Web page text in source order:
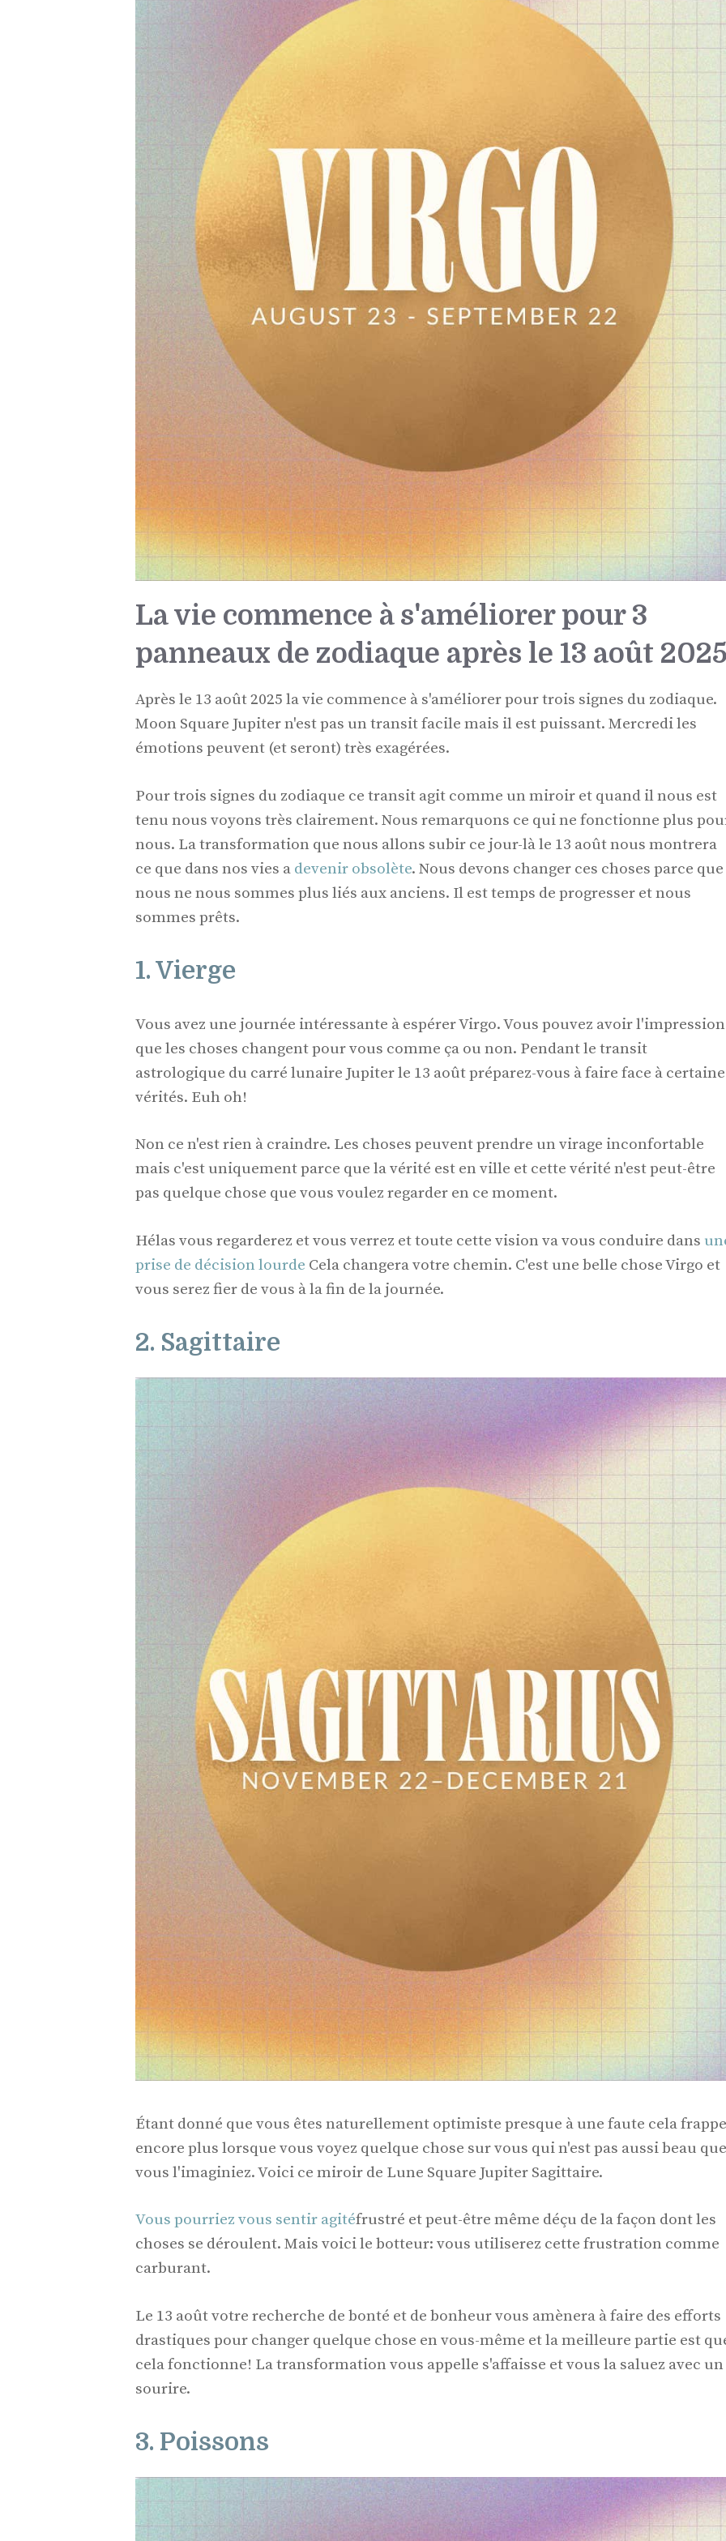
La vie commence à s'améliorer pour 3
panneaux de zodiaque après le 13 août
Après le 13 août 2025 la vie commence à s'améliorer pour trois signes du zodiaque.
Moon Square Jupiter n'est pas un transit facile mais il est puissant. Mercredi les
émotions peuvent (et seront) très exagérées.
Pour trois signes du zodiaque ce transit agit comme un miroir et quand il nous est
tenu nous voyons très clairement. Nous remarquons ce qui ne fonctionne plus
nous. La transformation que nous allons subir ce jour-là le 13 août nous montrera
ce que dans nos vies a devenir obsolète. Nous devons changer ces choses parce que
nous ne nous sommes plus liés aux anciens. Il est temps de progresser et nous
sommes prêts.
1. Vierge
Vous avez une journée intéressante à espérer Virgo. Vous pouvez avoir l'impression
que les choses changent pour vous comme ça ou non. Pendant le transit
astrologique du carré lunaire Jupiter le 13 août préparez-vous à faire face à
vérités. Euh oh!
Non ce n'est rien à craindre. Les choses peuvent prendre un virage inconfortable
mais c'est uniquement parce que la vérité est en ville et cette vérité n'est peut-être
pas quelque chose que vous voulez regarder en ce moment.
Hélas vous regarderez et vous verrez et toute cette vision va vous conduire dans
prise de décision lourde Cela changera votre chemin. C'est une belle chose Virgo et
vous serez fier de vous à la fin de la journée.
2. Sagittaire
Étant donné que vous êtes naturellement optimiste presque à une faute cela frappe
encore plus lorsque vous voyez quelque chose sur vous qui n'est pas aussi beau que
vous l'imaginiez. Voici ce miroir de Lune Square Jupiter Sagittaire.
Vous pourriez vous sentir agitéfrustré et peut-être même déçu de la façon dont les
choses se déroulent. Mais voici le botteur: vous utiliserez cette frustration comme
carburant.
Le 13 août votre recherche de bonté et de bonheur vous amènera à faire des efforts
drastiques pour changer quelque chose en vous-même et la meilleure partie est
cela fonctionne! La transformation vous appelle s'affaisse et vous la saluez avec un
sourire.
3. Poissons